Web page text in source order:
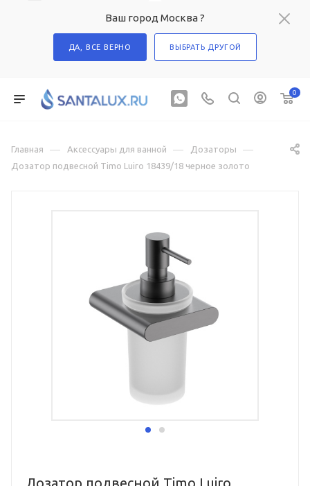
Ваш город Москва ?
ДА, ВСЕ ВЕРНО ВЫБРАТЬ ДРУГОЙ
0
Главная — Аксессуары для ванной — Дозаторы —
Дозатор подвесной Timo Luiro 18439/18 черное золото